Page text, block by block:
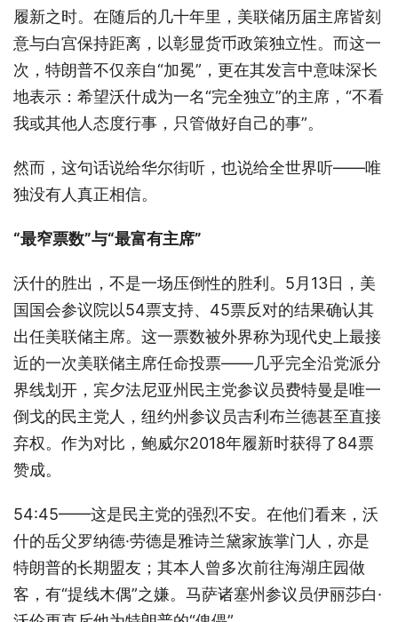
履新之时。在随后的几十年里，美联储历届主席皆刻
意与白宫保持距离，以彰显货币政策独立性。而这一
次，特朗普不仅亲自“加冕”，更在其发言中意味深长
地表示：希望沃什成为一名“完全独立”的主席，“不看
我或其他人态度行事，只管做好自己的事”。
然而，这句话说给华尔街听，也说给全世界听——唯
独没有人真正相信。
“最窄票数”与“最富有主席”
沃什的胜出，不是一场压倒性的胜利。5月13日，美
国国会参议院以54票支持、45票反对的结果确认其
出任美联储主席。这一票数被外界称为现代史上最接
近的一次美联储主席任命投票——几乎完全沿党派分
界线划开，宾夕法尼亚州民主党参议员费特曼是唯一
倒戈的民主党人，纽约州参议员吉利布兰德甚至直接
弃权。作为对比，鲍威尔2018年履新时获得了84票
赞成。
54:45——这是民主党的强烈不安。在他们看来，沃
什的岳父罗纳德·劳德是雅诗兰黛家族掌门人，亦是
特朗普的长期盟友；其本人曾多次前往海湖庄园做
客，有“提线木偶”之嫌。马萨诸塞州参议员伊丽莎白·